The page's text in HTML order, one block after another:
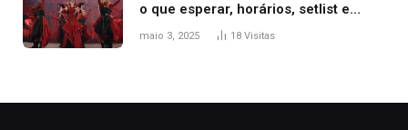
o que esperar, horários, setlist e
onde assistir
maio 3, 2025 18 Visitas